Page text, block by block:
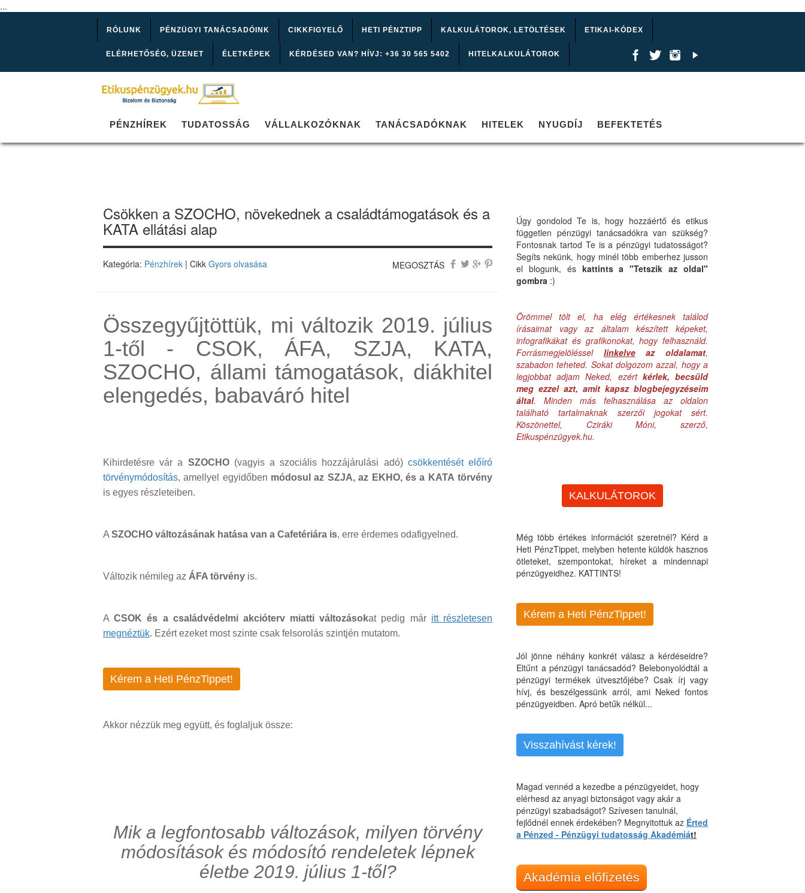
...
RÓLUNK PÉNZÜGYI TANÁCSADÓINK CIKKFIGYELŐ HETI PÉNZTIPP KALKULÁTOROK, LETÖLTÉSEK ETIKAI-KÓDEX
ELÉRHETŐSÉG, ÜZENET ÉLETKÉPEK KÉRDÉSED VAN? HÍVJ: +36 30 565 5402 HITELKALKULÁTOROK
PÉNZHÍREK TUDATOSSÁG VÁLLALKOZÓKNAK TANÁCSADÓKNAK HITELEK NYUGDÍJ BEFEKTETÉS
Csökken a SZOCHO, növekednek a családtámogatások és a
KATA ellátási alap
Kategória: Pénzhírek | Cikk Gyors olvasása MEGOSZTÁS
Összegyűjtöttük, mi változik 2019. július
1-től - CSOK, ÁFA, SZJA, KATA,
SZOCHO, állami támogatások, diákhitel
elengedés, babaváró hitel
Kihirdetésre vár a SZOCHO(vagyis a szociális hozzájárulási adó) csökkentését előíró
törvénymódosítás, amellyel egyidőben módosul az SZJA, az EKHO, és a KATA törvény
is egyes részleteiben.
A SZOCHO változásának hatása van a Cafetériára is, erre érdemes odafigyelned.
Változik némileg az ÁFA törvény is.
ACSOK és a családvédelmi akcióterv miatti változásokat pedig már itt részletesen
megnéztük. Ezért ezeket most szinte csak felsorolás szintjén mutatom.
Kérem a Heti PénzTippet!
Akkor nézzük meg együtt, és foglaljuk össze:
Mik a legfontosabb változások, milyen törvény
módosítások és módosító rendeletek lépnek
életbe 2019. július 1-től?
Úgy gondolod Te is, hogy hozzáértő és etikus
független pénzügyi tanácsadókra van szükség?
Fontosnak tartod Te is a pénzügyi tudatosságot?
Segíts nekünk, hogy minél több emberhez jusson
el blogunk, és kattints a "Tetszik az oldal"
gombra :)
Örömmel tölt el, ha elég értékesnek találod
írásaimat vagy az általam készített képeket,
infografikákat és grafikonokat, hogy felhasználd.
Forrásmegjelöléssel linkelveaz oldalamat,
szabadon teheted. Sokat dolgozom azzal, hogy a
legjobbat adjam Neked, ezért kérlek, becsüld
meg ezzel azt, amit kapsz blogbejegyzéseim
által. Minden más felhasználása az oldalon
található tartalmaknak szerzői jogokat sért.
Köszönettel, Cziráki Móni, szerző,
Etikuspénzügyek.hu.
KALKULÁTOROK
Még több értékes információt szeretnél? Kérd a
Heti PénzTippet, melyben hetente küldök hasznos
ötleteket, szempontokat, híreket a mindennapi
pénzügyeidhez. KATTINTS!
Kérem a Heti PénzTippet!
Jól jönne néhány konkrét válasz a kérdéseidre?
Eltűnt a pénzügyi tanácsadód? Belebonyolódtál a
pénzügyi termékek útvesztőjébe? Csak írj vagy
hívj, és beszélgessünk arról, ami Neked fontos
pénzügyeidben. Apró betűk nélkül...
Visszahívást kérek!
Magad vennéd a kezedbe a pénzügyeidet, hogy
elérhesd az anyagi biztonságot vagy akár a
pénzügyi szabadságot? Szívesen tanulnál,
fejlődnél ennek érdekében? Megnyitottuk az Érted
a Pénzed - Pénzügyi tudatosság Akadémiát!
Akadémia előfizetés